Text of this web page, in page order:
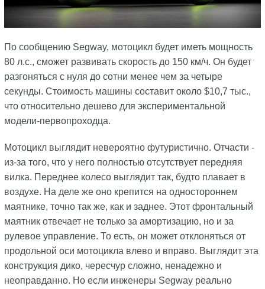
По сообщению Segway, мотоцикл будет иметь мощность
80 л.с., сможет развивать скорость до 150 км/ч. Он будет
разгоняться с нуля до сотни менее чем за четыре
секунды. Стоимость машины составит около $10,7 тыс.,
что относительно дешево для экспериментальной
модели-первопроходца.
Мотоцикл выглядит невероятно футуристично. Отчасти -
из-за того, что у него полностью отсутствует передняя
вилка. Переднее колесо выглядит так, будто плавает в
воздухе. На деле же оно крепится на одностороннем
маятнике, точно так же, как и заднее. Этот фронтальный
маятник отвечает не только за амортизацию, но и за
рулевое управление. То есть, он может отклоняться от
продольной оси мотоцикла влево и вправо. Выглядит эта
конструкция дико, чересчур сложно, ненадежно и
неоправданно. Но если инженеры Segway реально